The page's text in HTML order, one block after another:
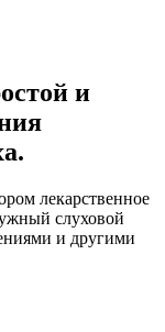
и
лекарственное
слуховой
и другими